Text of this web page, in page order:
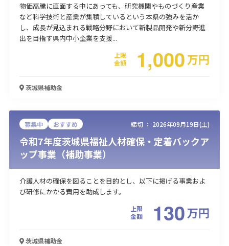
物価高騰に直面する中にあっても、研究機関やものづくり産業
など科学技術と産業が集積しているという本県の強みを活か
し、成長が見込まれる戦略分野において新製品開発や新分野進
出を目指す県内中小企業を支援...
上限
金額
1,000万円
茨城県補助金
募集中 おすすめ 締切 ： 2026年09月19日(土)
令和7年度茨城県福祉人材確保・定着バックア
ップ事業（補助事業）
介護人材の確保を図ることを目的とし、以下に掲げる事業およ
び研修にかかる費用を助成します。
上限
金額
130万円
茨城県補助金